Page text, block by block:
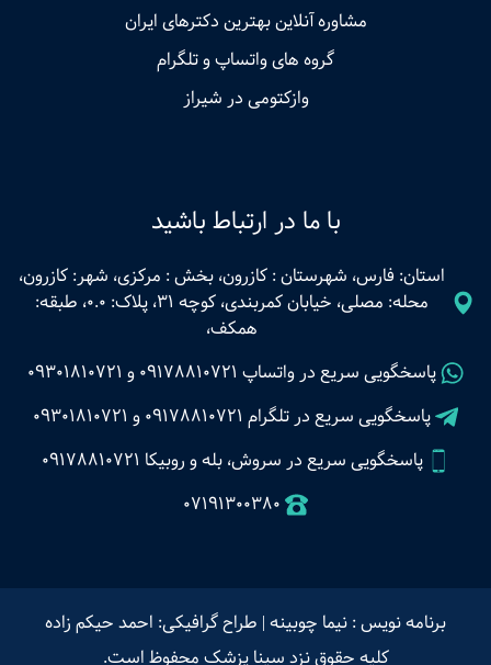
مشاوره آنلاین بهترین دکترهای ایران
گروه های واتساپ و تلگرام
وازکتومی در شیراز
با ما در ارتباط باشید
استان: فارس، شهرستان : کازرون، بخش : مرکزی، شهر: کازرون،
محله: مصلی، خیابان کمربندی، کوچه 31، پلاک: 0.0، طبقه:
همکف،
پاسخگویی سریع در واتساپ 09178810721 و 09301810721
پاسخگویی سریع در تلگرام 09178810721 و 09301810721
پاسخگویی سریع در سروش، بله و روبیکا 09178810721
07191300380
برنامه نویس : نیما چوبینه | طراح گرافیکی: احمد حیکم زاده
کلیه حقوق نزد سینا پزشک محفوظ است.